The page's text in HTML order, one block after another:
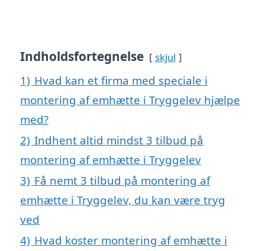
Indholdsfortegnelse skjul
1) Hvad kan et firma med speciale i
montering af emhætte i Tryggelev hjælpe
med?
2) Indhent altid mindst 3 tilbud på
montering af emhætte i Tryggelev
3) Få nemt 3 tilbud på montering af
emhætte i Tryggelev, du kan være tryg
ved
4) Hvad koster montering af emhætte i